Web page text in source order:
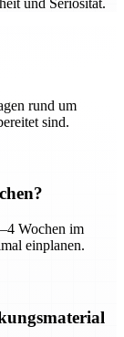
und Seriosität.
rund um
sind.
Wochen im
einplanen.